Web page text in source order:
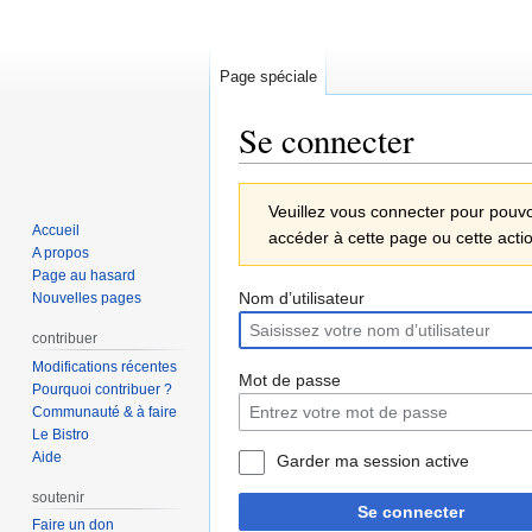
Se connecter
Veuillez vous connecter pour
accéder à cette page ou cette
Nom d’utilisateur
Mot de passe
Garder ma session active
Se connecter
Page spéciale
Accueil
A propos
Page au hasard
Nouvelles pages
contribuer
Modifications récentes
Pourquoi contribuer ?
Communauté & à faire
Le Bistro
Aide
soutenir
Faire un don